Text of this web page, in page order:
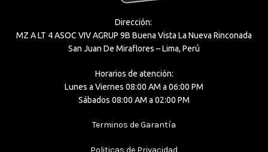
Dirección:
MZ A LT 4 ASOC VIV AGRUP 9B Buena Vista La Nueva Rinconada
San Juan De Miraflores – Lima, Perú
Horarios de atención:
Lunes a Viernes 08:00 AM a 06:00 PM
Sábados 08:00 AM a 02:00 PM
Terminos de Garantía